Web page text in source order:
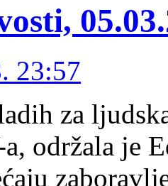
23:57
za
održala je